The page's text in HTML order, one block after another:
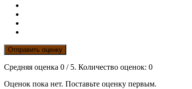
Отправить оценку
Средняя оценка 0 / 5. Количество оценок: 0
Оценок пока нет. Поставьте оценку первым.